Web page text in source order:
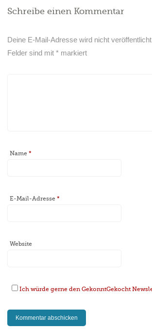
Schreibe einen Kommentar
Deine E-Mail-Adresse wird nicht
Felder sind mit* markiert
Name*
E-Mail-Adresse*
Website
Ich würde gerne den GekonntGekocht